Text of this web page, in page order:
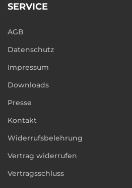
SERVICE
AGB
Datenschutz
Impressum
Downloads
Presse
Kontakt
Widerrufsbelehrung
Vertrag widerrufen
Vertragsschluss